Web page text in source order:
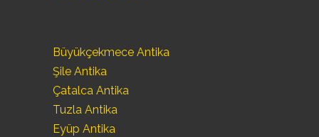
Büyükçekmece Antika
Şile Antika
Çatalca Antika
Tuzla Antika
Eyüp Antika